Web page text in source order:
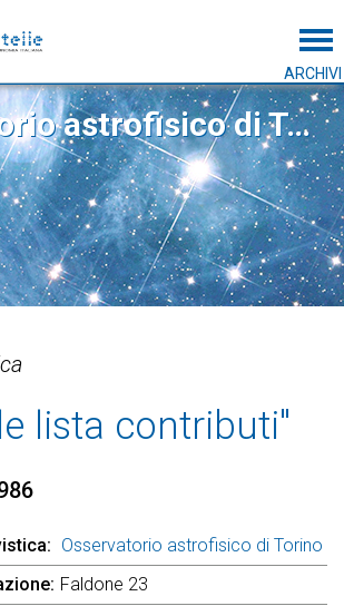
ARCHIVI
Osservatorio astrofisico di Torino
lista contributi"
Osservatorio astrofisico di Torino
Faldone 23